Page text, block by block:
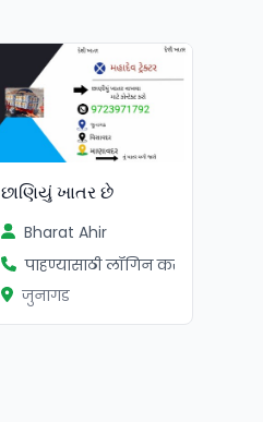
છાણિયું ખાતર છે
Bharat Ahir
पाहण्यासाठी लॉगिन करा
जुनागड